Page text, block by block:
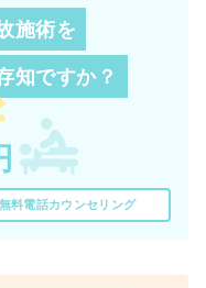
施術を
知ですか？
無料電話カウンセリング